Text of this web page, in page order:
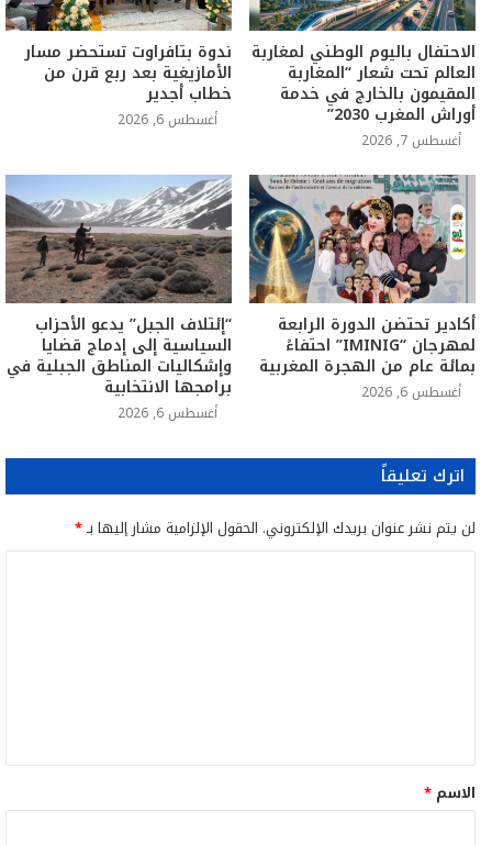
الاحتفال باليوم الوطني لمغاربة
العالم تحت شعار “المغاربة
المقيمون بالخارج في خدمة
أوراش المغرب 2030”
أغسطس 7, 2026
ندوة بتافراوت تستحضر مسار
الأمازيغية بعد ربع قرن من
خطاب أجدير
أغسطس 6, 2026
أكادير تحتضن الدورة الرابعة
لمهرجان “IMINIG” احتفاءً
بمائة عام من الهجرة المغربية
أغسطس 6, 2026
“إئتلاف الجبل” يدعو الأحزاب
السياسية إلى إدماج قضايا
وإشكاليات المناطق الجبلية في
برامجها الانتخابية
أغسطس 6, 2026
اترك تعليقاً
لن يتم نشر عنوان بريدك الإلكتروني. الحقول الإلزامية مشار إليها بـ*
ق
*
الاسم *